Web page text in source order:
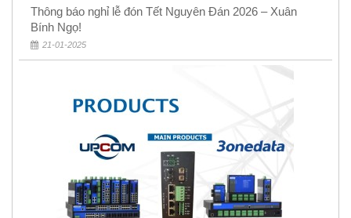
Thông báo nghỉ lễ đón Tết Nguyên Đán 2026 – Xuân
Bính Ngọ!
21-01-2025